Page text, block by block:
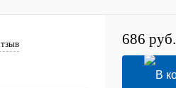
686 руб.